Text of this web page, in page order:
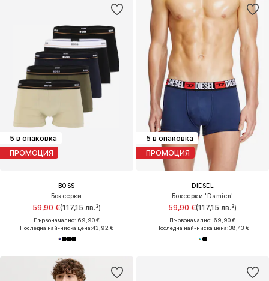
5 в опаковка
ПРОМОЦИЯ
BOSS
Боксерки
59,90 €(117,15 лв.³)
Първоначално: 69,90 €
Последна най-ниска цена:43,92 €
5 в опаковка
ПРОМОЦИЯ
DIESEL
Боксерки 'Damien'
59,90 €(117,15 лв.³)
Първоначално: 69,90 €
Последна най-ниска цена:38,43 €